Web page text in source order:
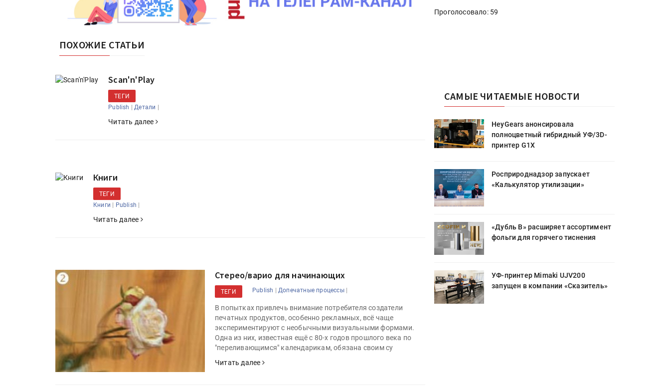
ПОХОЖИЕ СТАТЬИ
Scan'n'Play
ТЕГИ
Publish |Детали |
Читать далее
Книги
ТЕГИ
Книги | Publish |
Читать далее
Стерео/варио для начинающих
ТЕГИ Publish |Допечатные процессы|
В попытках привлечь внимание потребителя создатели
печатных продуктов, особенно рекламных, всё чаще
экспериментируют с необычными визуальными формами.
Одна из них, известная ещё с 80-х годов прошлого века по
"переливающимся" календарикам, обязана своим су
Читать далее
Проголосовало: 59
САМЫЕ ЧИТАЕМЫЕ НОВОСТИ
HeyGears анонсировала
УФ-принтер Mimaki UJV200
запущен в компании «Сказитель»
УФ-принтер Mimaki UJV200
запущен в компании «Сказитель»
HeyGears анонсировала
полноцветный гибридный УФ/3D-
принтер G1X
Росприроднадзор запускает
«Калькулятор утилизации»
«Дубль В» расширяет ассортимент
фольги для горячего тиснения
УФ-принтер Mimaki UJV200
запущен в компании «Сказитель»